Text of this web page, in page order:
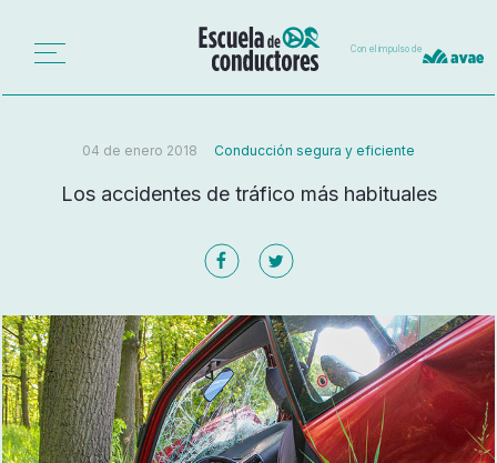
Con el impulso de
04 de enero 2018 Conducción segura y eficiente
Los accidentes de tráfico más habituales